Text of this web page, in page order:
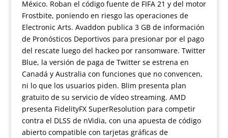
México. Roban el código fuente de FIFA 21 y del motor
Frostbite, poniendo en riesgo las operaciones de
Electronic Arts. Avaddon publica 3 GB de información
de Pronósticos Deportivos para presionar por el pago
del rescate luego del hackeo por ransomware. Twitter
Blue, la versión de paga de Twitter se estrena en
Canadá y Australia con funciones que no convencen,
ni lo que los usuarios piden. Blim presenta plan
gratuito de su servicio de vídeo streaming. AMD
presenta FidelityFX SuperResolution para competir
contra el DLSS de nVidia, con una apuesta de código
abierto compatible con tarjetas gráficas de